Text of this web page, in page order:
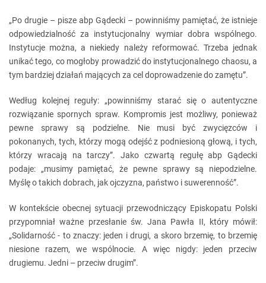
„Po drugie – pisze abp Gądecki – powinniśmy pamiętać, że istnieje
odpowiedzialność za instytucjonalny wymiar dobra wspólnego.
Instytucje można, a niekiedy należy reformować. Trzeba jednak
unikać tego, co mogłoby prowadzić do instytucjonalnego chaosu, a
tym bardziej działań mających za cel doprowadzenie do zamętu”.
Według kolejnej reguły: „powinniśmy starać się o autentyczne
rozwiązanie spornych spraw. Kompromis jest możliwy, ponieważ
pewne sprawy są podzielne. Nie musi być zwycięzców i
pokonanych, tych, którzy mogą odejść z podniesioną głową, i tych,
którzy wracają na tarczy”. Jako czwartą regułę abp Gądecki
podaje: „musimy pamiętać, że pewne sprawy są niepodzielne.
Myślę o takich dobrach, jak ojczyzna, państwo i suwerenność”.
W kontekście obecnej sytuacji przewodniczący Episkopatu Polski
przypomniał ważne przesłanie św. Jana Pawła II, który mówił:
„Solidarność - to znaczy: jeden i drugi, a skoro brzemię, to brzemię
niesione razem, we wspólnocie. A więc nigdy: jeden przeciw
drugiemu. Jedni – przeciw drugim”.